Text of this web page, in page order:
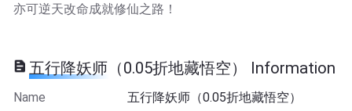
亦可逆天改命成就修仙之路！
五行降妖师（0.05折地藏悟空） Information
Name
五行降妖师（0.05折地藏悟空）